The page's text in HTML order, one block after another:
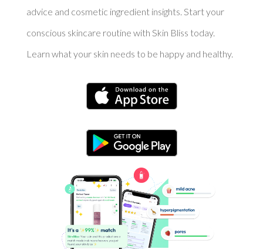
advice and cosmetic ingredient insights. Start your
conscious skincare routine with Skin Bliss today.
Learn what your skin needs to be happy and healthy.